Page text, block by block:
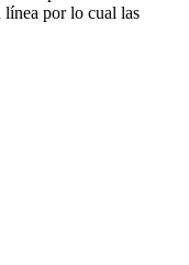
línea por lo cual las